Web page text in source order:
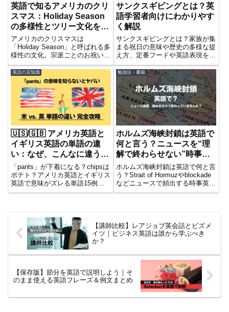
英語で知るアメリカのクリ
スマス：Holiday Season
の多様性とツリー文化を解
説
アメリカのクリスマスは
「Holiday Season」と呼ばれる多
様性の文化。宗派ごとのお祝い
日、ツリーロットとツリーファー
ムの違いなど、英語と一緒にわか
りやすく解説します。
サンクスギビングとは？英
語学習者向けにわかりやす
く解説
サンクスギビングとは？家族が集
まる祝日の意味や歴史の多様な捉
え方、定番フードや英語表現を英
語学習者向けに丁寧に紹介。文化
も英語も深く理解できる1本。
英語の豆知識
🇺🇸/🇬🇧 アメリカ英語と
イギリス英語の単語の違
い：なぜ、こんなに違う
の？
「pants」が下着になる？chipsは
ポテト？アメリカ英語とイギリス
英語で意味がズレる単語15例と
スペルの違い（-or/-ourなど）を
ど、中級者が海外で誤解しないた
めの必須知識を一覧でまとめまし
た。
勉強法・書籍
ホルムズ海峡封鎖は英語で
何と言う？ニュースを“理
解で終わらせない”時事英
語の使い方
ホルムズ海峡封鎖は英語で何と言
う？Strait of Hormuzやblockade
などニュースで頻出する時事英語
を、オンライン英会話でそのまま
的な英語学習記事です。
【講師比較】レアジョブ英会話とビズメ
イツ｜ビジネス英語は誰から学ぶべき
か？
【保存版】節分を英語で説明しよう｜そ
のまま使える英語フレーズ＆例文まとめ